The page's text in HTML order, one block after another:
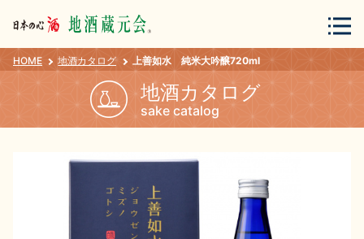
会員登録 ログイン
HOME 地酒カタログ 上善如水 純米大吟醸720ml
地酒カタログ
sake catalog